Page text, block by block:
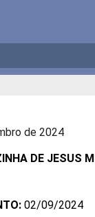
de 2024
DE JESUS
02/09/2024